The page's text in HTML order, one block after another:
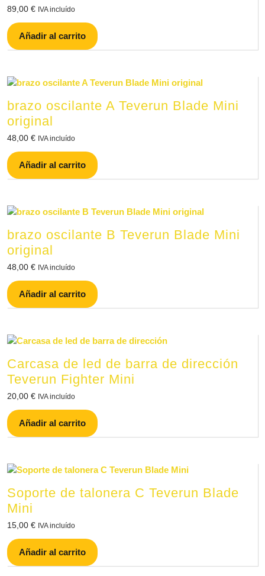
89,00 € IVA incluído
Añadir al carrito
brazo oscilante A Teverun Blade Mini
original
48,00 € IVA incluído
Añadir al carrito
brazo oscilante B Teverun Blade Mini
original
48,00 € IVA incluído
Añadir al carrito
Carcasa de led de barra de dirección
Teverun Fighter Mini
20,00 € IVA incluído
Añadir al carrito
Soporte de talonera C Teverun Blade
Mini
15,00 € IVA incluído
Añadir al carrito